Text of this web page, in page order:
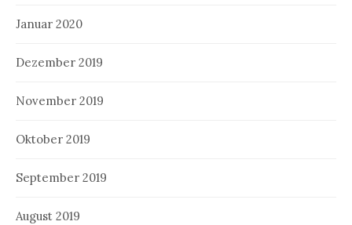
Januar 2020
Dezember 2019
November 2019
Oktober 2019
September 2019
August 2019